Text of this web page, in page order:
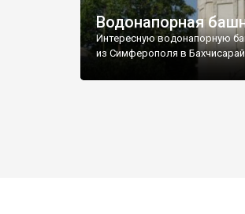
Водонапорная
Интересную водонапорную
из Симферополя в Бахчисарай.